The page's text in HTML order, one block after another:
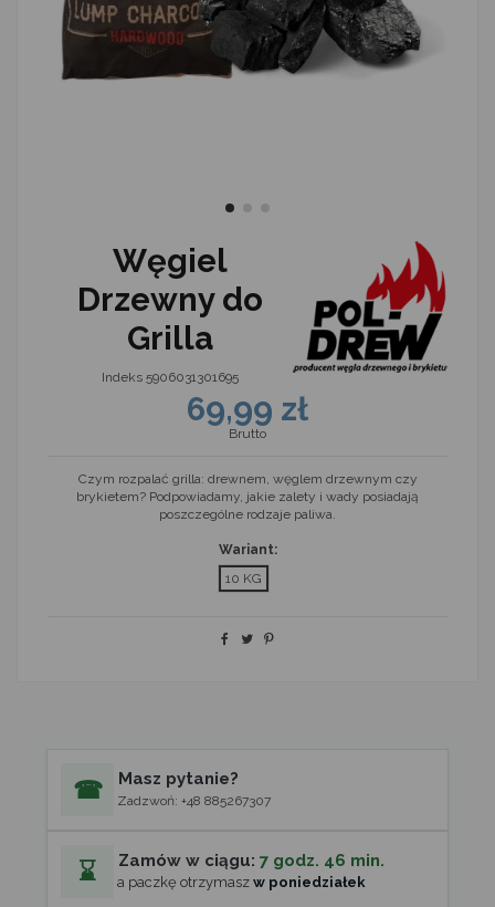
Węgiel
Drzewny do
Grilla
Indeks 5906031301695
69,99 zł
Brutto
Czym rozpalać grilla: drewnem, węglem drzewnym czy
brykietem? Podpowiadamy, jakie zalety i wady posiadają
poszczególne rodzaje paliwa.
Wariant:
10 KG
☎ Masz pytanie?
Zadzwoń: +48 885267307
⌛ Zamów w ciągu: 7 godz. 46 min.
a paczkę otrzymasz w poniedziałek